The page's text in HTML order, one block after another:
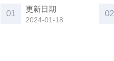
运行或停止时也可任意调节流量
01 更新日期
2024-01-18
02